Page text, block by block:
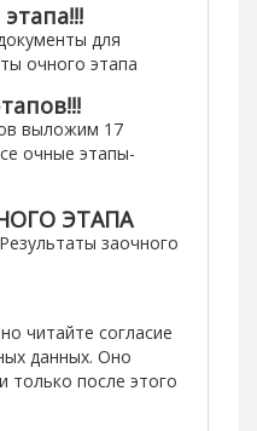
для
очного этапа
выложим 17
очные этапы-
ЭТАПА
заочного
читайте согласие
данных. Оно
только после этого